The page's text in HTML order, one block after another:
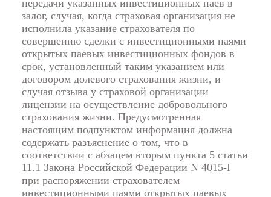
передачи указанных инвестиционных паев в
залог, случая, когда страховая организация не
исполнила указание страхователя по
совершению сделки с инвестиционными паями
открытых паевых инвестиционных фондов в
срок, установленный таким указанием или
договором долевого страхования жизни, и
случая отзыва у страховой организации
лицензии на осуществление добровольного
страхования жизни. Предусмотренная
настоящим подпунктом информация должна
содержать разъяснение о том, что в
соответствии с абзацем вторым пункта 5 статьи
11.1 Закона Российской Федерации N 4015-I
при распоряжении страхователем
инвестиционными паями открытых паевых